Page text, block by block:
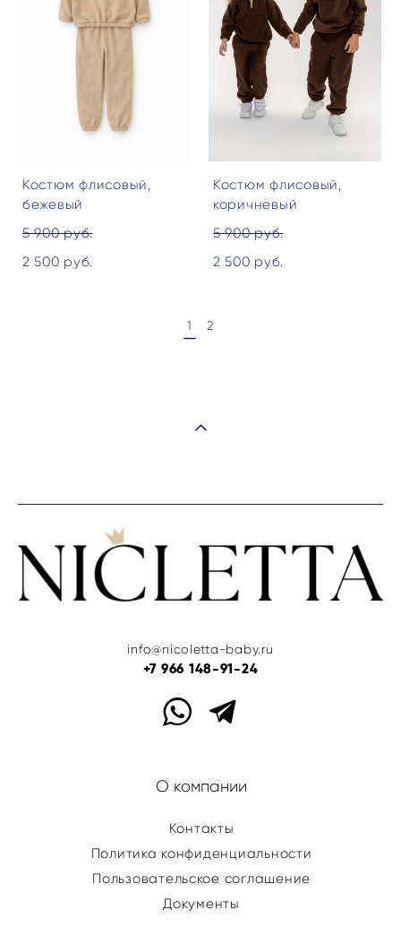
Костюм флисовый,
бежевый
5 900 pуб.
2 500 pуб.
Костюм флисовый,
коричневый
5 900 pуб.
2 500 pуб.
1 2
info@nicoletta-baby.ru
+7 966 148-91-24
О компании
Контакты
Политика конфиденциальности
Пользовательское соглашение
Документы